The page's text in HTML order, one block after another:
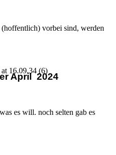
vorbei sind, werden
April 2024
es will. noch selten gab es